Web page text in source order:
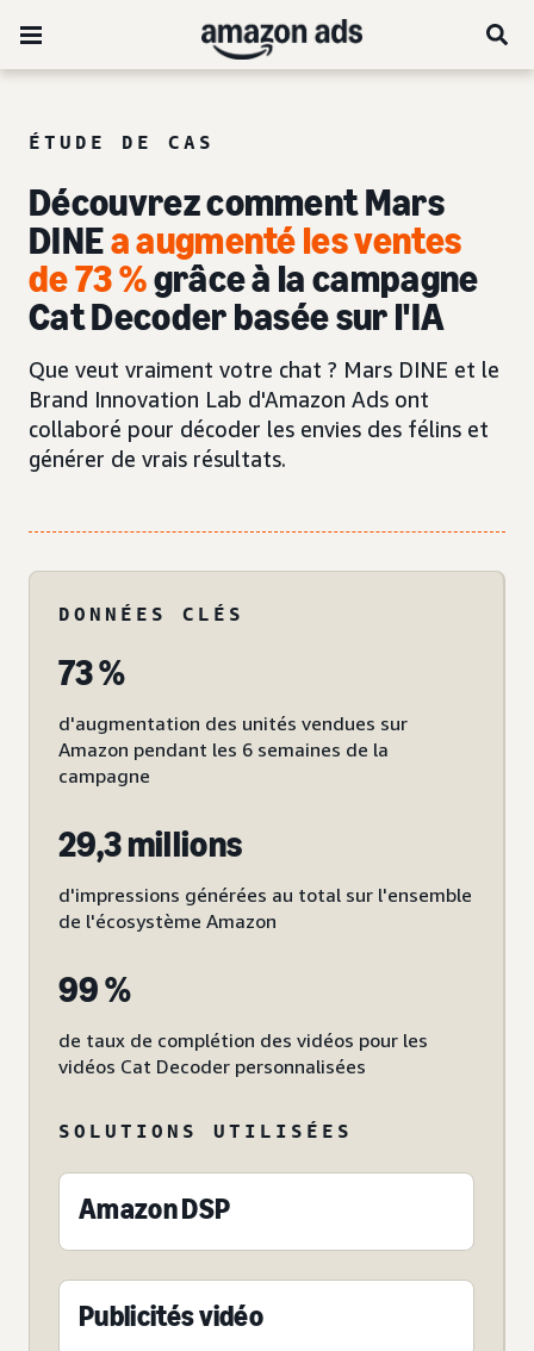
ÉTUDE DE CAS
Découvrez comment Mars
DINEa augmenté les ventes
de 73 %grâce à la campagne
Cat Decoder basée sur l'IA
Que veut vraiment votre chat ? Mars DINE et le
Brand Innovation Lab d'Amazon Ads ont
collaboré pour décoder les envies des félins et
générer de vrais résultats.
DONNÉES CLÉS
73 %
d'augmentation des unités vendues sur
Amazon pendant les 6 semaines de la
campagne
29,3 millions
d'impressions générées au total sur l'ensemble
de l'écosystème Amazon
99 %
de taux de complétion des vidéos pour les
vidéos Cat Decoder personnalisées
SOLUTIONS UTILISÉES
Amazon DSP
Publicités vidéo